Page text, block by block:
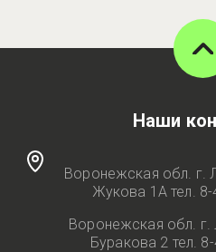
Наши
Воронежская обл. г.
Жукова 1А тел. 8-
Воронежская обл. г.
Буракова 2 тел.